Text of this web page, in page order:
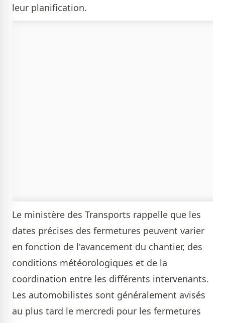
leur planification.
Le ministère des Transports rappelle que les
dates précises des fermetures peuvent varier
en fonction de l'avancement du chantier, des
conditions météorologiques et de la
coordination entre les différents intervenants.
Les automobilistes sont généralement avisés
au plus tard le mercredi pour les fermetures